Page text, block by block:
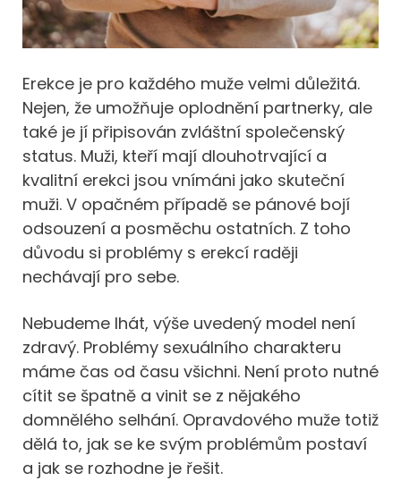
Erekce je pro každého muže velmi důležitá.
Nejen, že umožňuje oplodnění partnerky, ale
také je jí připisován zvláštní společenský
status. Muži, kteří mají dlouhotrvající a
kvalitní erekci jsou vnímáni jako skuteční
muži. V opačném případě se pánové bojí
odsouzení a posměchu ostatních. Z toho
důvodu si problémy s erekcí raději
nechávají pro sebe.
Nebudeme lhát, výše uvedený model není
zdravý. Problémy sexuálního charakteru
máme čas od času všichni. Není proto nutné
cítit se špatně a vinit se z nějakého
domnělého selhání. Opravdového muže totiž
dělá to, jak se ke svým problémům postaví
a jak se rozhodne je řešit.